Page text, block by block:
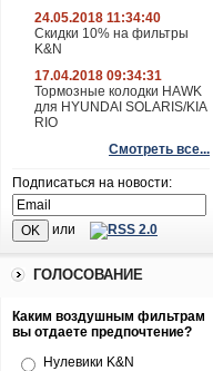
24.05.2018 11:34:40
Скидки 10% на фильтры
K&N
17.04.2018 09:34:31
Тормозные колодки HAWK
для HYUNDAI SOLARIS/KIA
RIO
Смотреть все...
Подписаться на новости:
или
ГОЛОСОВАНИЕ
Каким воздушным фильтрам
вы отдаете предпочтение?
Нулевики K&N